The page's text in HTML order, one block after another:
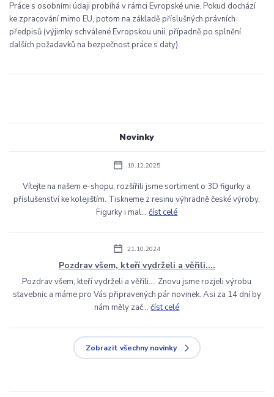
Novinky
10.12.2025
Vítejte na našem e-shopu, rozšířili jsme sortiment o 3D figurky a
příslušenství ke kolejištím. Tiskneme z resinu výhradně české výroby.
Figurky i mal...číst celé
21.10.2024
Pozdrav všem, kteří vydrželi a věřili....
Pozdrav všem, kteří vydrželi a věřili.... Znovu jsme rozjeli výrobu
stavebnic a máme pro Vás připravených pár novinek. Asi za 14 dní by
nám měly zač...číst celé
Zobrazit všechny novinky
Práce s osobními údaji probíhá v rámci Evropské unie. Pokud dochází
ke zpracování mimo EU, potom na základě příslušných právních
předpisů (výjimky schválené Evropskou unií, případně po splnění
dalších požadavků na bezpečnost práce s daty).